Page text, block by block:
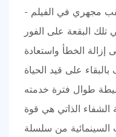
مجهري في الفيلم -
البقعة على الفور
إزالة الخطأ واستعادة
على قيد الحياة
طوال فترة خدمته
الذاتي هي قوة